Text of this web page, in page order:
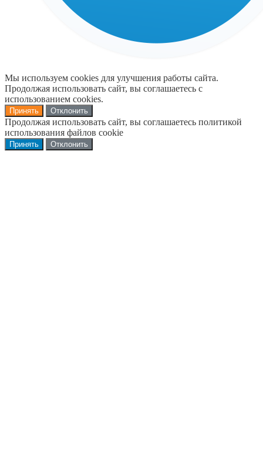
Мы используем cookies для улучшения работы сайта.
Продолжая использовать сайт, вы соглашаетесь с
использованием cookies.
Принять Отклонить
Продолжая использовать сайт, вы соглашаетесь политикой
использования файлов cookie
Принять Отклонить